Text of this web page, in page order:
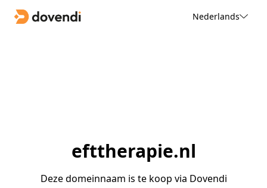
Nederlands
efttherapie.nl
Deze domeinnaam is te koop via Dovendi